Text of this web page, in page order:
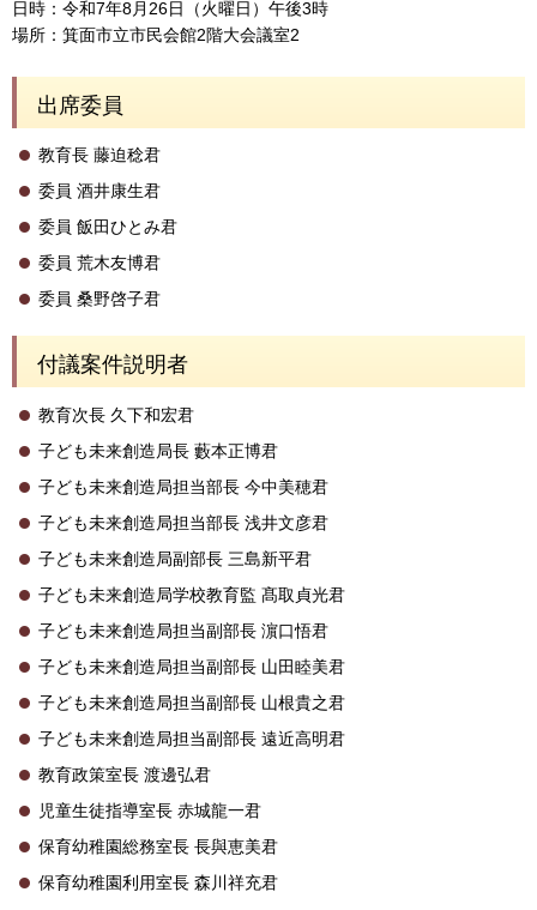
日時：令和7年8月26日（火曜日）午後3時
場所：箕面市立市民会館2階大会議室2
出席委員
教育長 藤迫稔君
委員 酒井康生君
委員 飯田ひとみ君
委員 荒木友博君
委員 桑野啓子君
付議案件説明者
教育次長 久下和宏君
子ども未来創造局長 藪本正博君
子ども未来創造局担当部長 今中美穂君
子ども未来創造局担当部長 浅井文彦君
子ども未来創造局副部長 三島新平君
子ども未来創造局学校教育監 髙取貞光君
子ども未来創造局担当副部長 濵口悟君
子ども未来創造局担当副部長 山田睦美君
子ども未来創造局担当副部長 山根貴之君
子ども未来創造局担当副部長 遠近高明君
教育政策室長 渡邊弘君
児童生徒指導室長 赤城龍一君
保育幼稚園総務室長 長與恵美君
保育幼稚園利用室長 森川祥充君